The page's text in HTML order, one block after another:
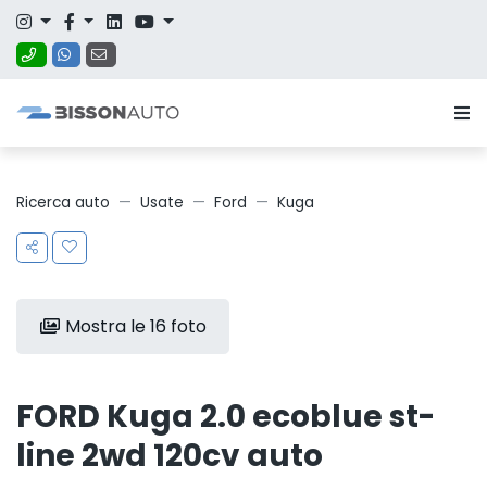
Ricerca auto Usate Ford Kuga
Mostra le 16 foto
FORD Kuga 2.0 ecoblue st-
line 2wd 120cv auto